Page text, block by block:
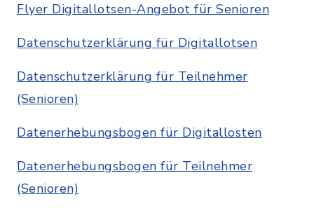
Flyer Digitallotsen-Angebot für Senioren
Datenschutzerklärung für Digitallotsen
Datenschutzerklärung für Teilnehmer
(Senioren)
Datenerhebungsbogen für Digitallosten
Datenerhebungsbogen für Teilnehmer
(Senioren)